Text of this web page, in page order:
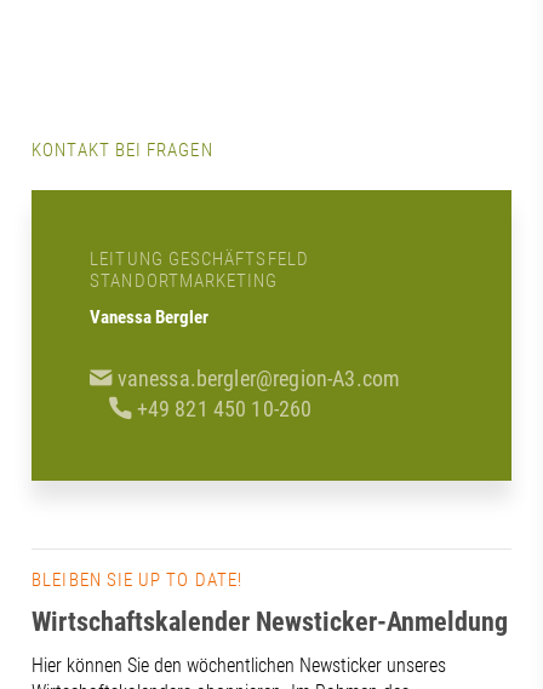
KONTAKT BEI FRAGEN
LEITUNG GESCHÄFTSFELD
STANDORTMARKETING
Vanessa Bergler
vanessa.bergler@region-A3.com
+49 821 450 10-260
BLEIBEN SIE UP TO DATE!
Wirtschaftskalender Newsticker-Anmeldung
Hier können Sie den wöchentlichen Newsticker unseres